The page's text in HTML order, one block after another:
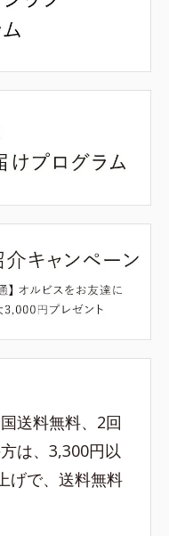
送料無料、2回
は、3,300円以
げで、送料無料